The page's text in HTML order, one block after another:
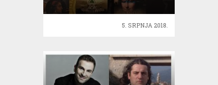
5. SRPNJA 2018.